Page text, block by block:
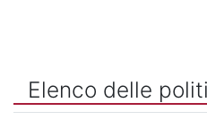
Elenco delle